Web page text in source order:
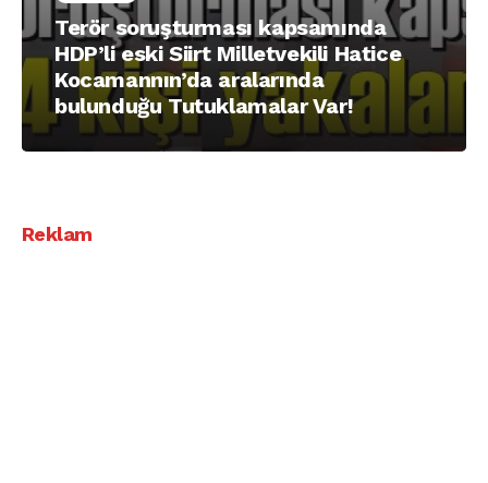
Terör soruşturması kapsamında
HDP’li eski Siirt Milletvekili Hatice
Kocamannın’da aralarında
bulunduğu Tutuklamalar Var!
Reklam